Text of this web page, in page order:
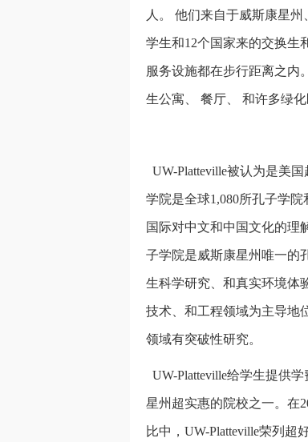
人。 他们来自于威斯康星
学生和12个国家来的交换生
服务设施都在步行距离之内
生公寓、 餐厅、 和许多绿
UW-Platteville被认为是美
学院是全球1,080所孔子学
国际对中文和中国文化的理
子学院是威斯康星州唯一的
生科学研究、和真实环境体
技术、和工程领域为主导地
领域有突破性研究。
UW-Platteville给学生提供
星州超实惠的院校之一。在
比中，UW-Platteville荣列超